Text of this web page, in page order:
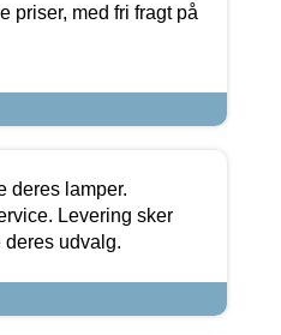
priser, med fri fragt på
deres lamper.
Levering sker
deres udvalg.